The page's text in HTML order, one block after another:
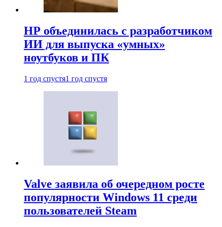
HP объединилась с разработчиком
ИИ для выпуска «умных»
ноутбуков и ПК
1 год спустя1 год спустя
Valve заявила об очередном росте
популярности Windows 11 среди
пользователей Steam